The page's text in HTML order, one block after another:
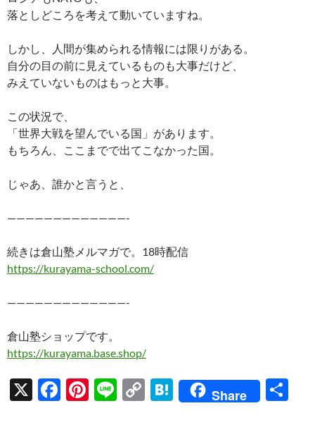
落としどころを考えて動いていますね。
しかし、人間が集められる情報には限りがある。
自分の目の前に見えているものも大事だけど、
みえていないものはもっと大事。
この状況で、
「世界大戦を望んでいる国」があります。
もちろん、ここまでで出てこなかった国。
じゃあ、誰かと言うと、
—————————————-
続きは倉山塾メルマガで。18時配信
https://kurayama-school.com/
—————————————-
倉山塾ショップです。
https://kurayama.base.shop/
X
F
Pi Li
C
H
Share